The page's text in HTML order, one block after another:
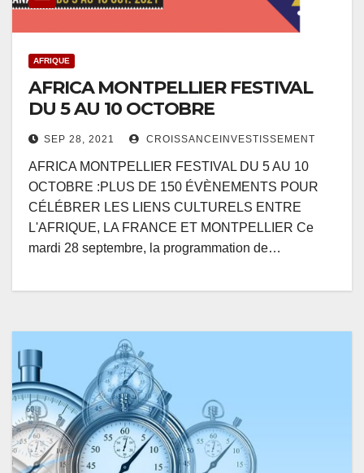
AFRIQUE
AFRICA MONTPELLIER FESTIVAL
DU 5 AU 10 OCTOBRE
SEP 28, 2021 CROISSANCEINVESTISSEMENT
AFRICA MONTPELLIER FESTIVAL DU 5 AU 10
OCTOBRE :PLUS DE 150 ÉVÈNEMENTS POUR
CÉLÉBRER LES LIENS CULTURELS ENTRE
L'AFRIQUE, LA FRANCE ET MONTPELLIER Ce
mardi 28 septembre, la programmation de…